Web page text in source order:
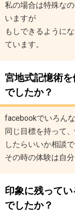
私の場合は特殊な
いますが
もしできるように
ています。
宮地式記憶術
でしたか？
facebookでいろん
同じ目標を持って
したらいいか相談
その時の体験は自
印象に残って
でしたか？